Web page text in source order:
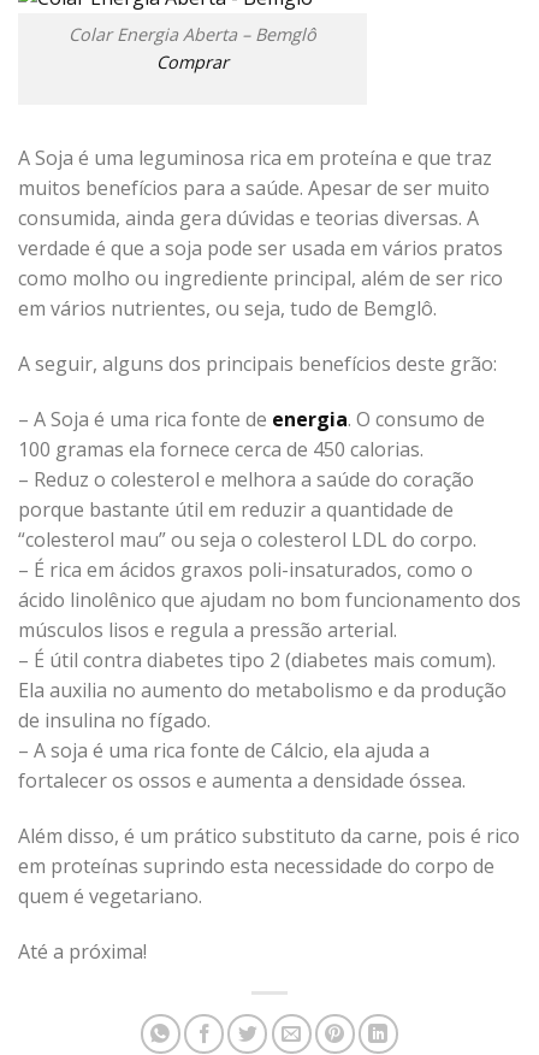
Colar Energia Aberta – Bemglô
Comprar
A Soja é uma leguminosa rica em proteína e que traz
muitos benefícios para a saúde. Apesar de ser muito
consumida, ainda gera dúvidas e teorias diversas. A
verdade é que a soja pode ser usada em vários pratos
como molho ou ingrediente principal, além de ser rico
em vários nutrientes, ou seja, tudo de Bemglô.
A seguir, alguns dos principais benefícios deste grão:
– A Soja é uma rica fonte de energia. O consumo de
100 gramas ela fornece cerca de 450 calorias.
– Reduz o colesterol e melhora a saúde do coração
porque bastante útil em reduzir a quantidade de
“colesterol mau” ou seja o colesterol LDL do corpo.
– É rica em ácidos graxos poli-insaturados, como o
ácido linolênico que ajudam no bom funcionamento dos
músculos lisos e regula a pressão arterial.
– É útil contra diabetes tipo 2 (diabetes mais comum).
Ela auxilia no aumento do metabolismo e da produção
de insulina no fígado.
– A soja é uma rica fonte de Cálcio, ela ajuda a
fortalecer os ossos e aumenta a densidade óssea.
Além disso, é um prático substituto da carne, pois é rico
em proteínas suprindo esta necessidade do corpo de
quem é vegetariano.
Até a próxima!